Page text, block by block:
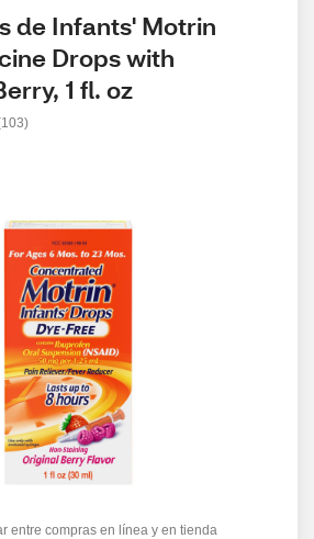
de Infants' Motrin
Drops with
1 fl. oz
103)
entre compras en línea y en tienda